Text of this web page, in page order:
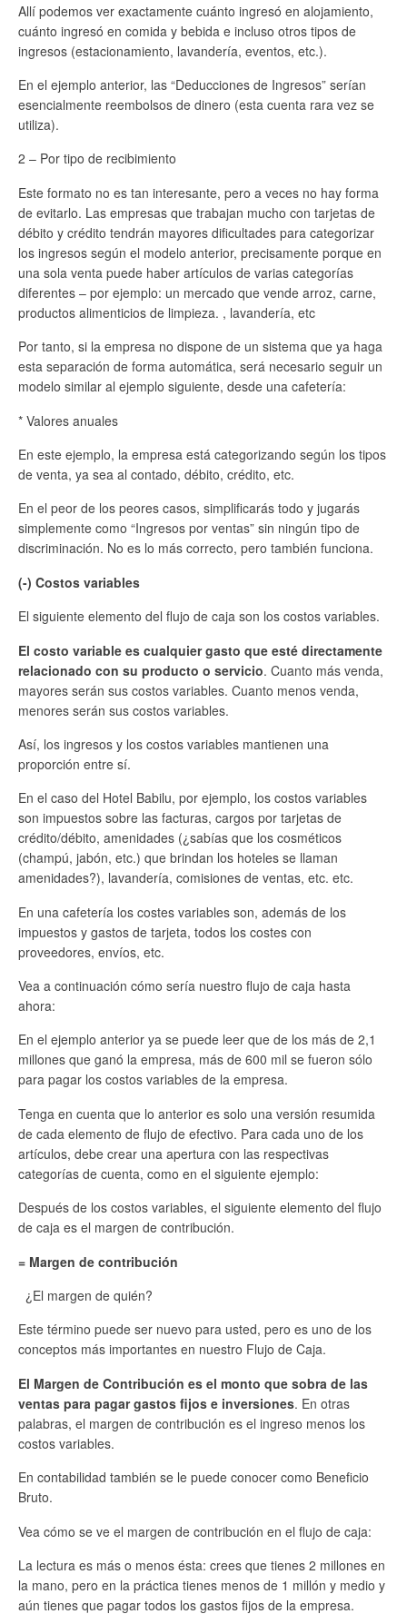
Allí podemos ver exactamente cuánto ingresó en alojamiento,
cuánto ingresó en comida y bebida e incluso otros tipos de
ingresos (estacionamiento, lavandería, eventos, etc.).
En el ejemplo anterior, las “Deducciones de Ingresos” serían
esencialmente reembolsos de dinero (esta cuenta rara vez se
utiliza).
2 – Por tipo de recibimiento
Este formato no es tan interesante, pero a veces no hay forma
de evitarlo. Las empresas que trabajan mucho con tarjetas de
débito y crédito tendrán mayores dificultades para categorizar
los ingresos según el modelo anterior, precisamente porque en
una sola venta puede haber artículos de varias categorías
diferentes – por ejemplo: un mercado que vende arroz, carne,
productos alimenticios de limpieza. , lavandería, etc
Por tanto, si la empresa no dispone de un sistema que ya haga
esta separación de forma automática, será necesario seguir un
modelo similar al ejemplo siguiente, desde una cafetería:
* Valores anuales
En este ejemplo, la empresa está categorizando según los tipos
de venta, ya sea al contado, débito, crédito, etc.
En el peor de los peores casos, simplificarás todo y jugarás
simplemente como “Ingresos por ventas” sin ningún tipo de
discriminación. No es lo más correcto, pero también funciona.
(-) Costos variables
El siguiente elemento del flujo de caja son los costos variables.
El costo variable es cualquier gasto que esté directamente
relacionado con su producto o servicio. Cuanto más venda,
mayores serán sus costos variables. Cuanto menos venda,
menores serán sus costos variables.
Así, los ingresos y los costos variables mantienen una
proporción entre sí.
En el caso del Hotel Babilu, por ejemplo, los costos variables
son impuestos sobre las facturas, cargos por tarjetas de
crédito/débito, amenidades (¿sabías que los cosméticos
(champú, jabón, etc.) que brindan los hoteles se llaman
amenidades?), lavandería, comisiones de ventas, etc. etc.
En una cafetería los costes variables son, además de los
impuestos y gastos de tarjeta, todos los costes con
proveedores, envíos, etc.
Vea a continuación cómo sería nuestro flujo de caja hasta
ahora:
En el ejemplo anterior ya se puede leer que de los más de 2,1
millones que ganó la empresa, más de 600 mil se fueron sólo
para pagar los costos variables de la empresa.
Tenga en cuenta que lo anterior es solo una versión resumida
de cada elemento de flujo de efectivo. Para cada uno de los
artículos, debe crear una apertura con las respectivas
categorías de cuenta, como en el siguiente ejemplo:
Después de los costos variables, el siguiente elemento del flujo
de caja es el margen de contribución.
= Margen de contribución
¿El margen de quién?
Este término puede ser nuevo para usted, pero es uno de los
conceptos más importantes en nuestro Flujo de Caja.
El Margen de Contribución es el monto que sobra de las
ventas para pagar gastos fijos e inversiones. En otras
palabras, el margen de contribución es el ingreso menos los
costos variables.
En contabilidad también se le puede conocer como Beneficio
Bruto.
Vea cómo se ve el margen de contribución en el flujo de caja:
La lectura es más o menos ésta: crees que tienes 2 millones en
la mano, pero en la práctica tienes menos de 1 millón y medio y
aún tienes que pagar todos los gastos fijos de la empresa.